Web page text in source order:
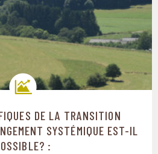
de transition
DE LA TRANSITION
SYSTÉMIQUE EST-IL
: